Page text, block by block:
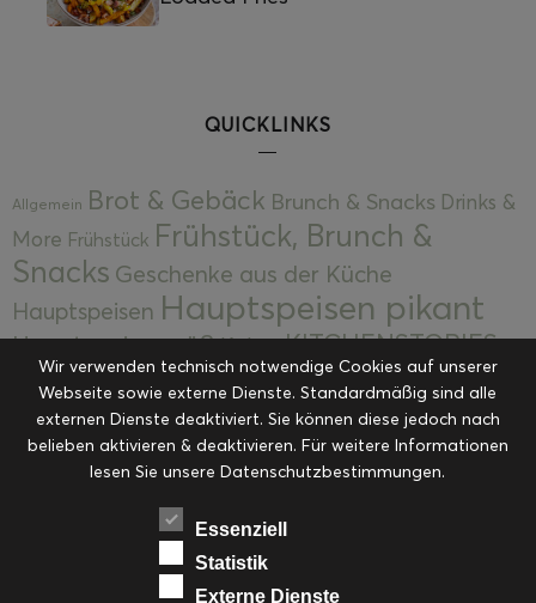
QUICKLINKS
Allgemein Brot & Gebäck Brunch & Snacks Drinks &
More Frühstück Frühstück, Brunch &
Snacks Geschenke aus der Küche
Hauptspeisen Hauptspeisen pikant
Hauptspeisen süßKekseKITCHENSTORIES
Kuchen, Torten & Desserts Kuchen und
Desserts Kulinarik Kulinarische Mitbringsel &
Eingemachtes Ohne Kategorie Ostern Resteküche
RezepteSaisonalSliderStartseite
Suppen, Salate & Vorspeisen
Vorspeisen, Salate & Suppen
Weihnachten Workshops & Events
Wir verwenden technisch notwendige Cookies auf unserer
Webseite sowie externe Dienste. Standardmäßig sind alle
externen Dienste deaktiviert. Sie können diese jedoch nach
belieben aktivieren & deaktivieren. Für weitere Informationen
lesen Sie unsere Datenschutzbestimmungen.
Essenziell
Statistik
Externe Dienste